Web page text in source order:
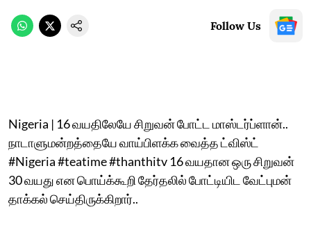
Follow Us
Nigeria | 16 வயதிலேயே சிறுவன் போட்ட மாஸ்டர்ப்ளான்..
நாடாளுமன்றத்தையே வாய்பிளக்க வைத்த ட்விஸ்ட்
#Nigeria #teatime #thanthitv 16 வயதான ஒரு சிறுவன்
30 வயது என பொய்க்கூறி தேர்தலில் போட்டியிட வேட்புமன்
தாக்கல் செய்திருக்கிறார்..